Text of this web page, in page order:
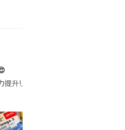
帶的行動電源機身已標示「
提升!｣ 長時間對住電腦､剪片寫稿,